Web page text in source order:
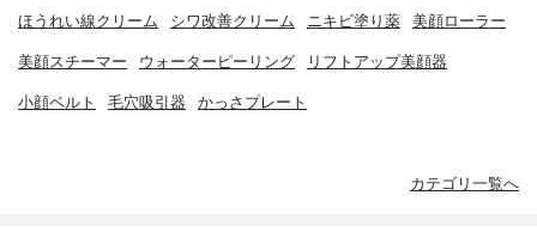
ほうれい線クリーム シワ改善クリーム ニキビ塗り薬 美顔ローラー
美顔スチーマー ウォーターピーリング リフトアップ美顔器
小顔ベルト 毛穴吸引器 かっさプレート
カテゴリ一覧へ